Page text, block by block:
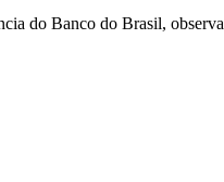
do Banco do Brasil,